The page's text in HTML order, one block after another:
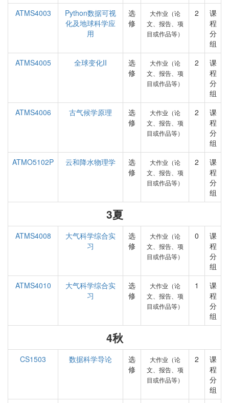
ATMS4003
Python数据可视
化及地球科学应
用
选
修
大作业（论
文、报告、项
目或作品等）
2
课
程
分
组
ATMS4005
全球变化II
选
修
大作业（论
文、报告、项
目或作品等）
2
课
程
分
组
ATMS4006
古气候学原理
选
修
大作业（论
文、报告、项
目或作品等）
2
课
程
分
组
ATMO5102P
云和降水物理学
选
修
大作业（论
文、报告、项
目或作品等）
2
课
程
分
组
3夏
ATMS4008
大气科学综合实
习
选
修
大作业（论
文、报告、项
目或作品等）
0
课
程
分
组
ATMS4010
大气科学综合实
习
选
修
大作业（论
文、报告、项
目或作品等）
1
课
程
分
组
4秋
CS1503 数据科学导论
选
修
大作业（论
文、报告、项
目或作品等）
2
课
程
分
组